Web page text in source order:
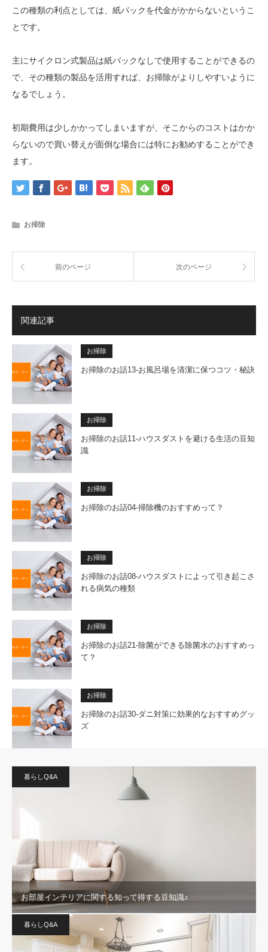
この種類の利点としては、紙パックを代金がかからないというこ
とです。
主にサイクロン式製品は紙パックなしで使用することができるの
で、その種類の製品を活用すれば、お掃除がよりしやすいように
なるでしょう。
初期費用は少しかかってしまいますが、そこからのコストはかか
らないので買い替えが面倒な場合には特にお勧めすることができ
ます。
お掃除
前のページ 次のページ
関連記事
お掃除
お掃除のお話13-お風呂場を清潔に保つコツ・秘訣
お掃除
お掃除のお話11-ハウスダストを避ける生活の豆知
識
お掃除
お掃除のお話04-掃除機のおすすめって？
お掃除
お掃除のお話08-ハウスダストによって引き起こさ
れる病気の種類
お掃除
お掃除のお話21-除菌ができる除菌水のおすすめっ
て？
お掃除
お掃除のお話30-ダニ対策に効果的なおすすめグッ
ズ
暮らしQ&A
お部屋インテリアに関する知って得する豆知識♪
暮らしQ&A